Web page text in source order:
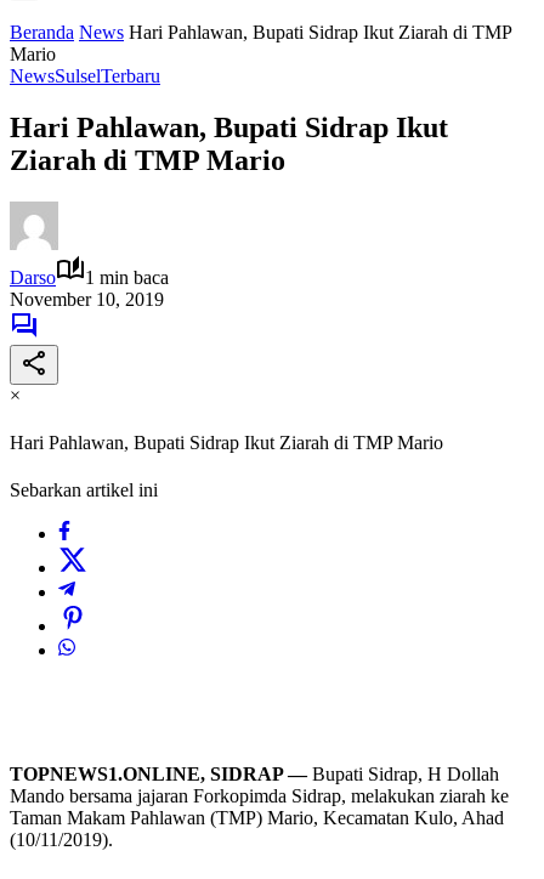
Beranda News Hari Pahlawan, Bupati Sidrap Ikut Ziarah di TMP
Mario
NewsSulselTerbaru
Hari Pahlawan, Bupati Sidrap Ikut
Ziarah di TMP Mario
Darso
1 min baca
November 10, 2019
×
Hari Pahlawan, Bupati Sidrap Ikut Ziarah di TMP Mario
Sebarkan artikel ini
TOPNEWS1.ONLINE, SIDRAP —Bupati Sidrap, H Dollah
Mando bersama jajaran Forkopimda Sidrap, melakukan ziarah ke
Taman Makam Pahlawan (TMP) Mario, Kecamatan Kulo, Ahad
(10/11/2019).